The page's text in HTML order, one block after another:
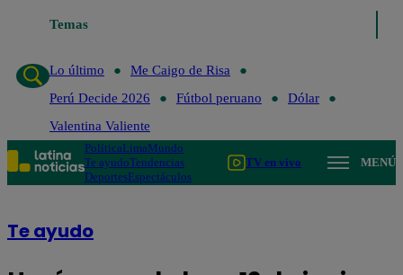
Temas
Lo último
Me Caigo de Risa
Perú Decide 2026
Fútbol peruano
Dólar
Valentina Valiente
PolíticaLimaMundo
Te ayudoTendencias
DeportesEspectáculos
TV en vivo MENÚ
Te ayudo